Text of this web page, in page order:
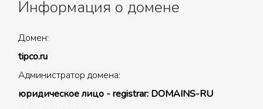
Информация о домене
Домен:
tipco.ru
Администратор домена:
юридическое лицо - registrar: DOMAINS-RU